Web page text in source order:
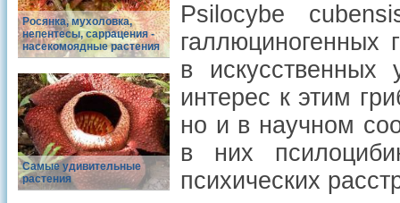
Росянка, мухоловка,
непентесы, саррацения -
насекомоядные растения
Самые удивительные
растения
Psilocybe
галлюциногенных
в
интерес к этим
но и в научном
в них
психических